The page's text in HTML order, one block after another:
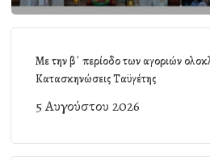
Με την β΄ περίοδο των αγοριών
Κατασκηνώσεις Ταϋγέτης
5 Αυγούστου 2026